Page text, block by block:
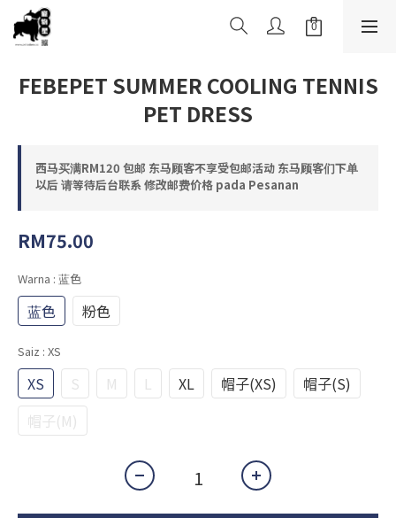
FEBEPET SUMMER COOLING TENNIS
PET DRESS
西马买满RM120 包邮 东马顾客不享受包邮活动 东马顾客们下单
以后 请等待后台联系 修改邮费价格 pada Pesanan
RM75.00
Warna : 蓝色
蓝色 粉色
Saiz : XS
XS S M L XL 帽子(XS)
帽子(S)
帽子(M)